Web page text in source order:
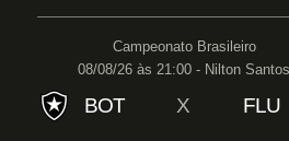
Campeonato Brasileiro
08/08/26 às 21:00 - Nilton Santos
BOT X FLU